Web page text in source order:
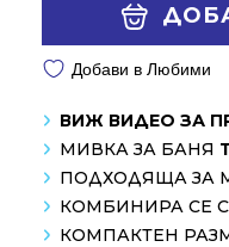
320.99 лв..
249.00 лв..
Добави в Любими
ВИЖ ВИДЕО ЗА
МИВКА ЗА БАНЯ
ПОДХОДЯЩА ЗА
КОМБИНИРА СЕ
КОМПАКТЕН